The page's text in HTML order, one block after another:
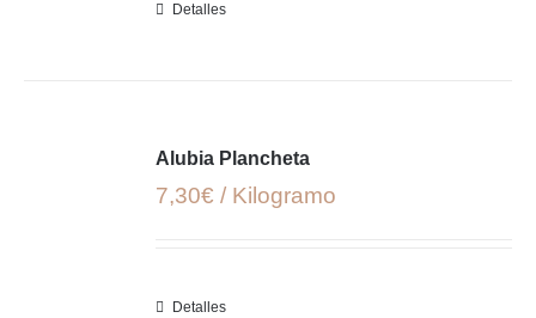
Detalles
Alubia Plancheta
7,30€ / Kilogramo
Detalles